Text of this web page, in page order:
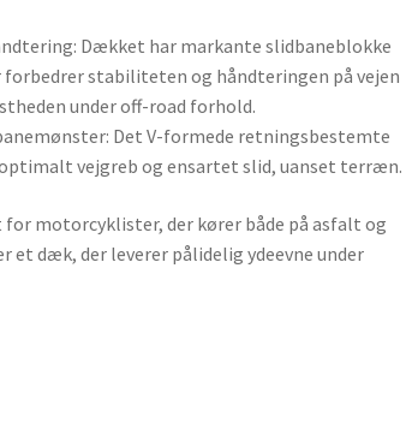
Dækket har markante slidbaneblokke
forbedrer stabiliteten og håndteringen på vejen
under off-road forhold.
Det V-formede retningsbestemte
vejgreb og ensartet slid, uanset terræn.
for motorcyklister, der kører både på asfalt og
et dæk, der leverer pålidelig ydeevne under